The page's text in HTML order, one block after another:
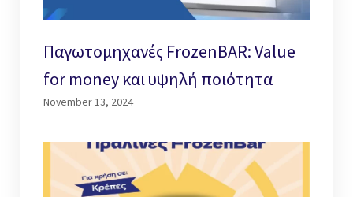
Παγωτομηχανές FrozenBAR: Value
for money και υψηλή ποιότητα
November 13, 2024